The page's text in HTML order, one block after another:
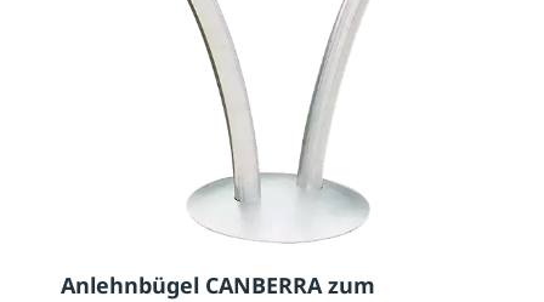
Anlehnbügel CANBERRA zum